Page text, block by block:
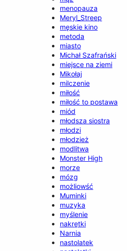
menopauza
Meryl_Streep
męskie kino
metoda
miasto
Michał Szafrański
miejsce na ziemi
Mikołaj
milczenie
miłość
miłość to postawa
miód
młodsza siostra
młodzi
młodzież
modlitwa
Monster High
morze
mózg
możliowść
Muminki
muzyka
myślenie
nakrętki
Narnia
nastolatek